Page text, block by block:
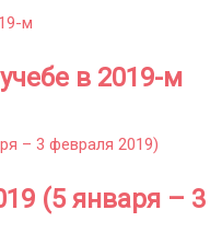
в 2019-м
(5 января – 3